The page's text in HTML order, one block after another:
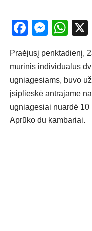
Praėjusį penktadienį,
mūrinis individualus
ugniagesiams, buvo
įsiplieskė antrajame
ugniagesiai nuardė 10
Aprūko du kambariai.